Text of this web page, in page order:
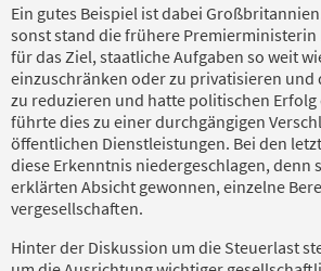
Ein gutes Beispiel ist dabei
sonst stand die frühere Premierministerin
für das Ziel, staatliche Aufgaben so weit
einzuschränken oder zu privatisieren und
zu reduzieren und hatte politischen Erfolg
führte dies zu einer durchgängigen
öffentlichen Dienstleistungen. Bei den
diese Erkenntnis niedergeschlagen, denn
erklärten Absicht gewonnen, einzelne
vergesellschaften.
Hinter der Diskussion um die Steuerlast